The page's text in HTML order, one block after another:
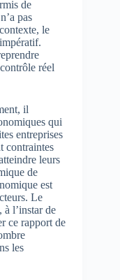
de
pas
le
réel
il
qui
entreprises
contraintes
leurs
de
est
Le
à l’instar de
ce rapport de
les